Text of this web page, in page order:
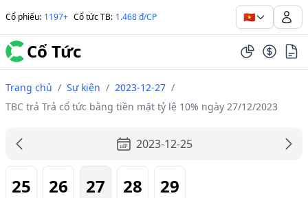
Cổ phiếu: 1197+ Cổ tức TB: 1.468 đ/CP 🇻🇳
Cổ Tức
Trang chủ / Sự kiện / 2023-12-27 /
TBC trả Trả cổ tức bằng tiền mặt tỷ lệ 10% ngày 27/12/2023
2023-12-25
25 26 27 28 29